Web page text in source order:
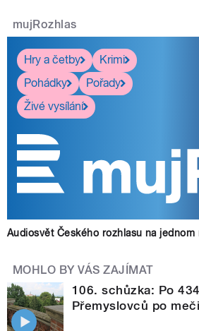
mujRozhlas
Hry a četby
Krimi
Pohádky
Pořady
Živé vysílání
Audiosvět Českého rozhlasu na jednom
MOHLO BY VÁS ZAJÍMAT
106. schůzka: Po
Přemyslovců po